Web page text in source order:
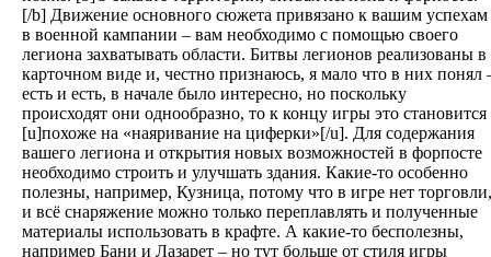
[/b] Движение основного сюжета привязано к вашим успехам
в военной кампании – вам необходимо с помощью своего
легиона захватывать области. Битвы легионов реализованы в
карточном виде и, честно признаюсь, я мало что в них понял
есть и есть, в начале было интересно, но поскольку
происходят они однообразно, то к концу игры это становится
[u]похоже на «наяривание на циферки»[/u]. Для содержания
вашего легиона и открытия новых возможностей в форпосте
необходимо строить и улучшать здания. Какие-то особенно
полезны, например, Кузница, потому что в игре нет торговли,
и всё снаряжение можно только переплавлять и полученные
материалы использовать в крафте. А какие-то бесполезны,
например Бани и Лазарет – но тут больше от стиля игры